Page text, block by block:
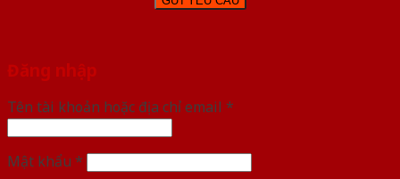
Đăng nhập
Tên tài khoản hoặc địa chỉ email *
Mật khẩu *